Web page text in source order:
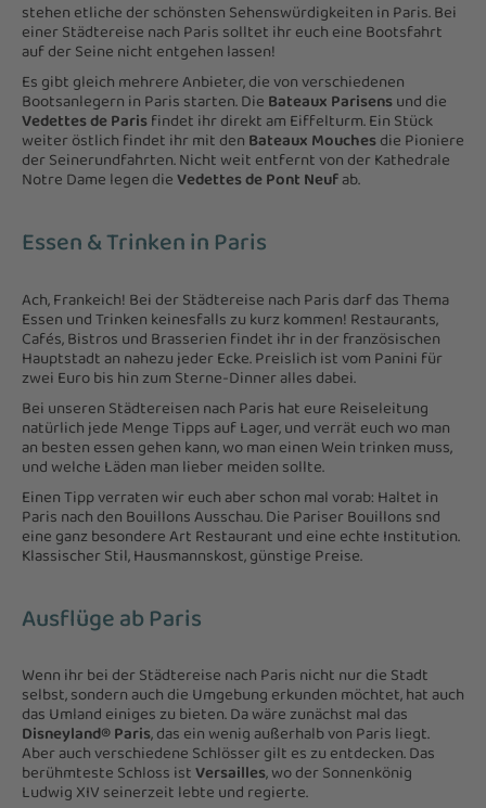
stehen etliche der schönsten Sehenswürdigkeiten in Paris. Bei
einer Städtereise nach Paris solltet ihr euch eine Bootsfahrt
auf der Seine nicht entgehen lassen!
Es gibt gleich mehrere Anbieter, die von verschiedenen
Bootsanlegern in Paris starten. Die Bateaux Parisensund die
Vedettes de Parisfindet ihr direkt am Eiffelturm. Ein Stück
weiter östlich findet ihr mit den Bateaux Mouchesdie Pioniere
der Seinerundfahrten. Nicht weit entfernt von der Kathedrale
Notre Dame legen dieVedettes de Pont Neufab.
Essen & Trinken in Paris
Ach, Frankeich! Bei der Städtereise nach Paris darf das Thema
Essen und Trinken keinesfalls zu kurz kommen! Restaurants,
Cafés, Bistros und Brasserien findet ihr in der französischen
Hauptstadt an nahezu jeder Ecke. Preislich ist vom Panini für
zwei Euro bis hin zum Sterne-Dinner alles dabei.
Bei unseren Städtereisen nach Paris hat eure Reiseleitung
natürlich jede Menge Tipps auf Lager, und verrät euch wo man
an besten essen gehen kann, wo man einen Wein trinken muss,
und welche Läden man lieber meiden sollte.
Einen Tipp verraten wir euch aber schon mal vorab: Haltet in
Paris nach den Bouillons Ausschau. Die Pariser Bouillons snd
eine ganz besondere Art Restaurant und eine echte Institution.
Klassischer Stil, Hausmannskost, günstige Preise.
Ausflüge ab Paris
Wenn ihr bei der Städtereise nach Paris nicht nur die Stadt
selbst, sondern auch die Umgebung erkunden möchtet, hat auch
das Umland einiges zu bieten. Da wäre zunächst mal das
Disneyland® Paris, das ein wenig außerhalb von Paris liegt.
Aber auch verschiedene Schlösser gilt es zu entdecken. Das
berühmteste Schloss istVersailles, wo der Sonnenkönig
Ludwig XIV seinerzeit lebte und regierte.